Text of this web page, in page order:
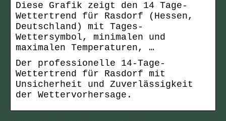
Diese Grafik zeigt den 14 Tage-
Wettertrend für Rasdorf (Hessen,
Deutschland) mit Tages-
Wettersymbol, minimalen und
maximalen Temperaturen, …
Der professionelle 14-Tage-
Wettertrend für Rasdorf mit
Unsicherheit und Zuverlässigkeit
der Wettervorhersage.